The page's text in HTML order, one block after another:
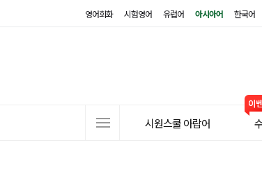
영어회화 시험영어 유럽어 아시아어 한국어
시원스쿨 아랍어